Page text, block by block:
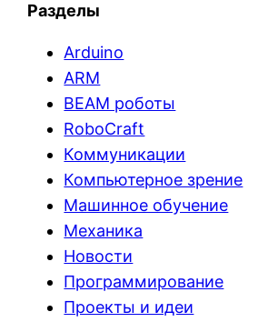
Разделы
Arduino
ARM
BEAM роботы
RoboCraft
Коммуникации
Компьютерное зрение
Машинное обучение
Механика
Новости
Программирование
Проекты и идеи